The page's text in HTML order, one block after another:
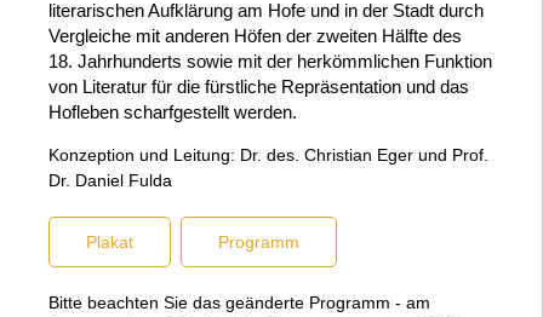
literarischen Aufklärung am Hofe und in der Stadt durch
Vergleiche mit anderen Höfen der zweiten Hälfte des
18. Jahrhunderts sowie mit der herkömmlichen Funktion
von Literatur für die fürstliche Repräsentation und das
Hofleben scharfgestellt werden.
Konzeption und Leitung: Dr. des. Christian Eger und Prof.
Dr. Daniel Fulda
Plakat Programm
Bitte beachten Sie das geänderte Programm - am